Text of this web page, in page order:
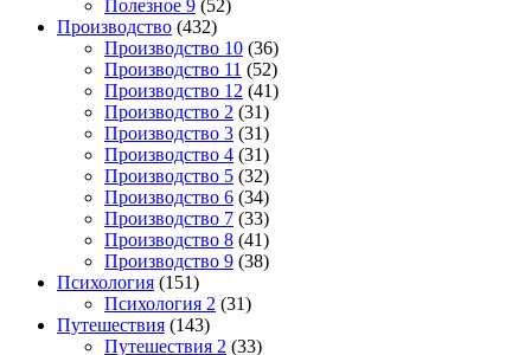
Полезное 9 (52)
Производство (432)
Производство 10 (36)
Производство 11 (52)
Производство 12 (41)
Производство 2 (31)
Производство 3 (31)
Производство 4 (31)
Производство 5 (32)
Производство 6 (34)
Производство 7 (33)
Производство 8 (41)
Производство 9 (38)
Психология (151)
Психология 2 (31)
Путешествия (143)
Путешествия 2 (33)